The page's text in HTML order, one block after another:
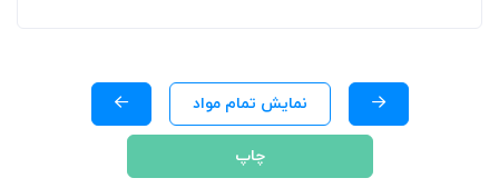
نمایش تمام مواد
چاپ